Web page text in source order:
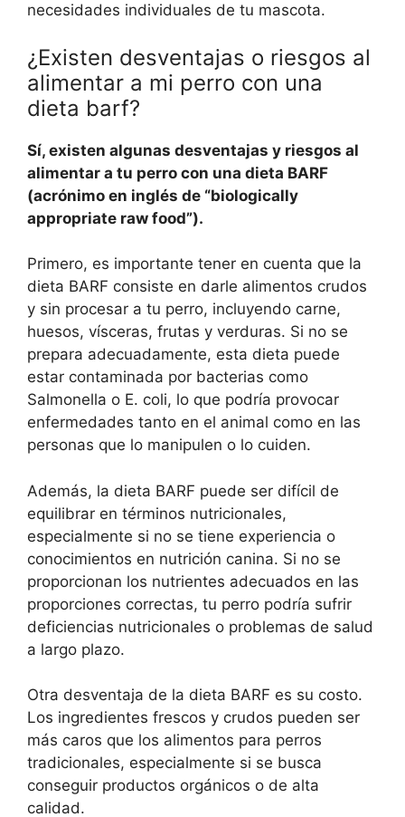
necesidades individuales de tu mascota.
¿Existen desventajas o riesgos al
alimentar a mi perro con una
dieta barf?
Sí, existen algunas desventajas y riesgos al
alimentar a tu perro con una dieta BARF
(acrónimo en inglés de “biologically
appropriate raw food”).
Primero, es importante tener en cuenta que la
dieta BARF consiste en darle alimentos crudos
y sin procesar a tu perro, incluyendo carne,
huesos, vísceras, frutas y verduras. Si no se
prepara adecuadamente, esta dieta puede
estar contaminada por bacterias como
Salmonella o E. coli, lo que podría provocar
enfermedades tanto en el animal como en las
personas que lo manipulen o lo cuiden.
Además, la dieta BARF puede ser difícil de
equilibrar en términos nutricionales,
especialmente si no se tiene experiencia o
conocimientos en nutrición canina. Si no se
proporcionan los nutrientes adecuados en las
proporciones correctas, tu perro podría sufrir
deficiencias nutricionales o problemas de salud
a largo plazo.
Otra desventaja de la dieta BARF es su costo.
Los ingredientes frescos y crudos pueden ser
más caros que los alimentos para perros
tradicionales, especialmente si se busca
conseguir productos orgánicos o de alta
calidad.